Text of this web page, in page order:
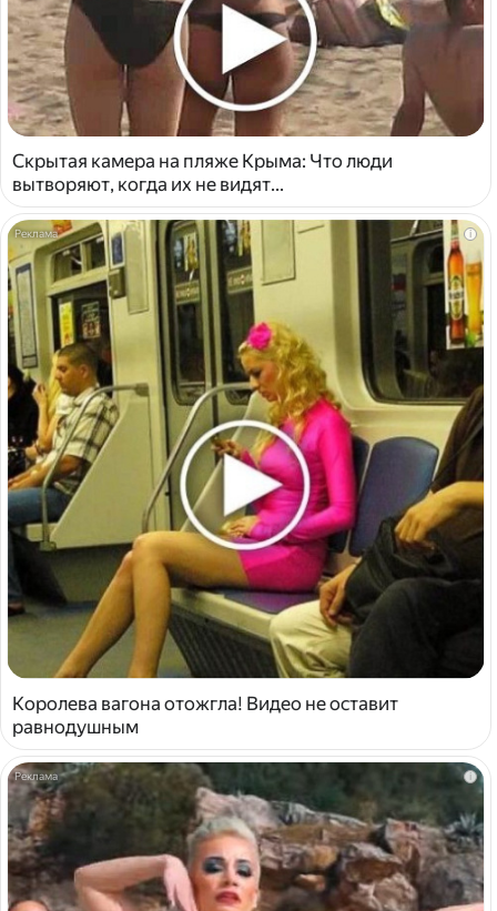
Скрытая камера на пляже Крыма: Что люди
вытворяют, когда их не видят...
i
Королева вагона отожгла! Видео не оставит
равнодушным
i